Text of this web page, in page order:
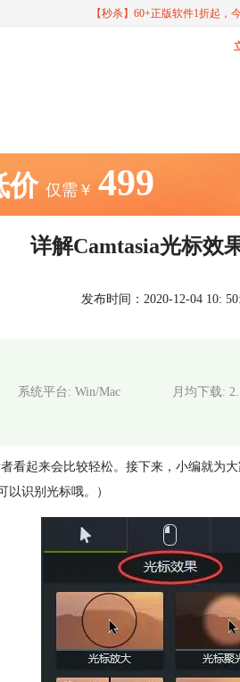
【秒杀】60+正版软件1折起，
价 仅需￥ 499
详解Camtasia光标效
发布时间：2020-12-04 10:
系统平台: Win/Mac
月均下载:
看起来会比较轻松。接下来，小编就为
以识别光标哦。）